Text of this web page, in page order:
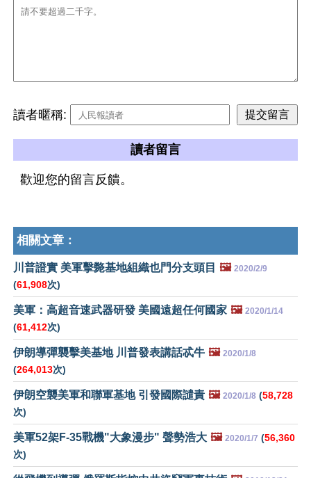
讀者暱稱:
讀者留言
歡迎您的留言反饋。
相關文章：
川普證實 美軍擊斃基地組織也門分支頭目 🖼️ 2020/2/9
(61,908次)
美軍：高超音速武器研發 美國遠超任何國家 🖼️ 2020/1/14
(61,412次)
伊朗導彈襲擊美基地 川普發表講話忒牛 🖼️ 2020/1/8
(264,013次)
伊朗空襲美軍和聯軍基地 引發國際譴責 🖼️ 2020/1/8 (58,728
次)
美軍52架F-35戰機"大象漫步" 聲勢浩大 🖼️ 2020/1/7 (56,360
次)